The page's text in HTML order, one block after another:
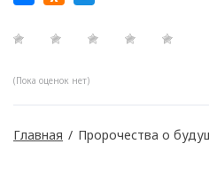
(Пока оценок нет)
Главная / Пророчества о